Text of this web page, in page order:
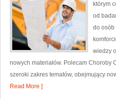
którym
od
do osób
wiedzy
nowych materiałów. Polecam Choroby
szeroki zakres tematów, obejmujący
Read More ]